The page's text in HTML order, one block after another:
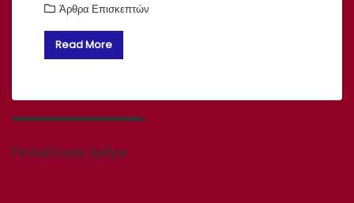
Άρθρα Επισκεπτών
Read More
Πλοήγηση
άρθρων
Παλαιότερα άρθρα